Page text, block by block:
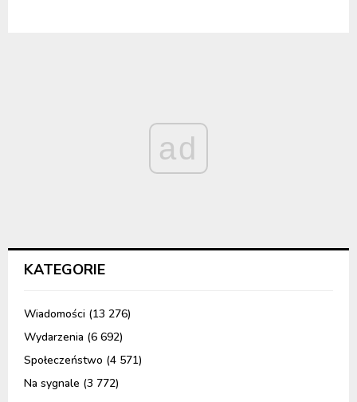
ad
KATEGORIE
Wiadomości (13 276)
Wydarzenia (6 692)
Społeczeństwo (4 571)
Na sygnale (3 772)